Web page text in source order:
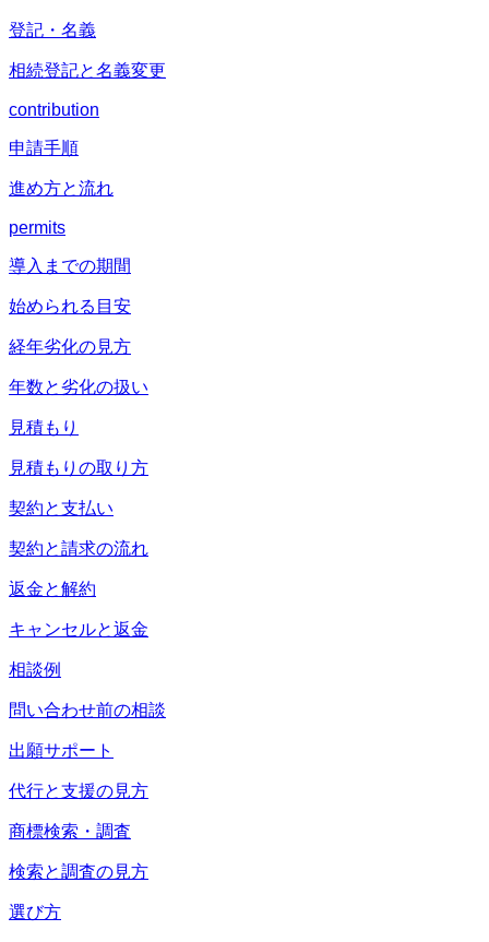
登記・名義
相続登記と名義変更
contribution
申請手順
進め方と流れ
permits
導入までの期間
始められる目安
経年劣化の見方
年数と劣化の扱い
見積もり
見積もりの取り方
契約と支払い
契約と請求の流れ
返金と解約
キャンセルと返金
相談例
問い合わせ前の相談
出願サポート
代行と支援の見方
商標検索・調査
検索と調査の見方
選び方